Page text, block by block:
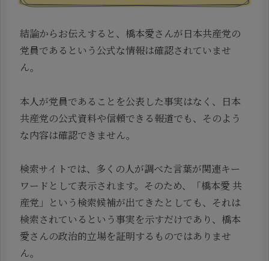
結論からお伝えすると、橋本愛さんが日本共産党の
党員であるという公式な情報は確認されていませ
ん。
本人が党員であることを公表した事実はなく、日本
共産党の公式資料や信頼できる報道でも、そのよう
な内容は確認できません。
検索サイトでは、多くの人が調べた言葉が関連キー
ワードとして表示されます。そのため、「橋本愛 共
産党」という検索候補が出てきたとしても、それは
検索されているという事実を示すだけであり、橋本
愛さんの政治的立場を証明するものではありませ
ん。